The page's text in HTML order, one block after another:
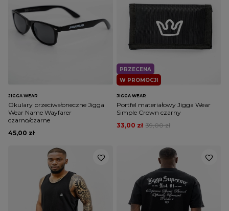
JIGGA WEAR
Okulary przeciwsłoneczne Jigga
Wear Name Wayfarer
czarno/czarne
45,00 zł
W PROMOCJI
PRZECENA
JIGGA WEAR
Portfel materiałowy Jigga Wear
Simple Crown czarny
39,00 zł
33,00 zł